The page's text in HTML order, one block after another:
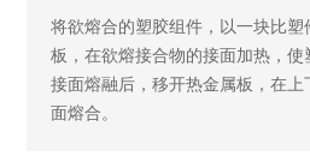
将欲熔合的塑胶组件，以一块比
板，在欲熔接合物的接面加热，
接面熔融后，移开热金属板，在
面熔合。